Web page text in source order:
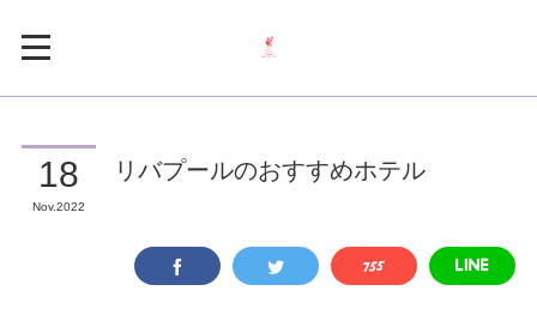
18
Nov 2022
リバプールのおすすめホテル